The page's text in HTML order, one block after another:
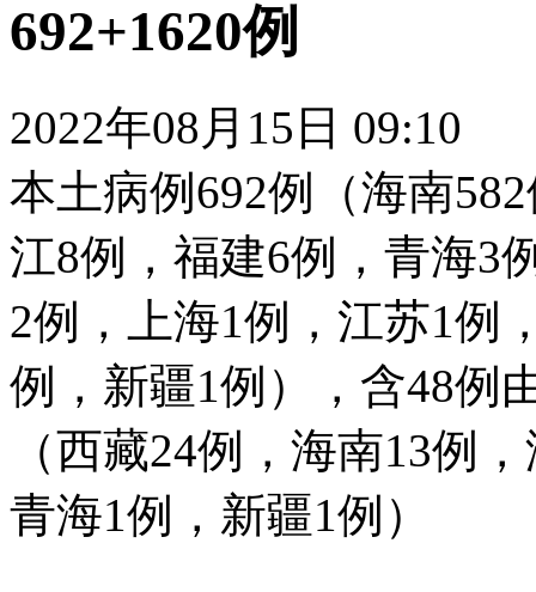
692+1620例
2022年08月15日 09:10
本土病例692例（海南
江8例，福建6例，青海3
2例，上海1例，江苏1例
例，新疆1例），含48例
（西藏24例，海南13例
青海1例，新疆1例）